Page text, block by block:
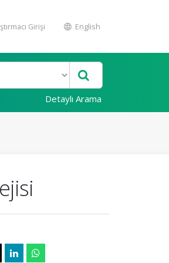
Girişi English
Detaylı Arama